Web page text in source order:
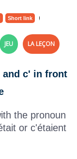
Short link
JEU LA LEÇON
and c' in front
the pronoun
or c'étaient